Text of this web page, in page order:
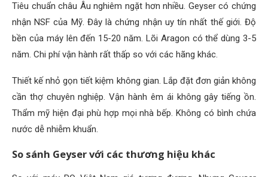
Tiêu chuẩn châu Âu nghiêm ngặt hơn nhiều. Geyser có chứng
nhận NSF của Mỹ. Đây là chứng nhận uy tín nhất thế giới. Độ
bền của máy lên đến 15-20 năm. Lõi Aragon có thể dùng 3-5
năm. Chi phí vận hành rất thấp so với các hãng khác.
Thiết kế nhỏ gọn tiết kiệm không gian. Lắp đặt đơn giản không
cần thợ chuyên nghiệp. Vận hành êm ái không gây tiếng ồn.
Thẩm mỹ hiện đại phù hợp mọi nhà bếp. Không có bình chứa
nước dễ nhiễm khuẩn.
So sánh Geyser với các thương hiệu khác